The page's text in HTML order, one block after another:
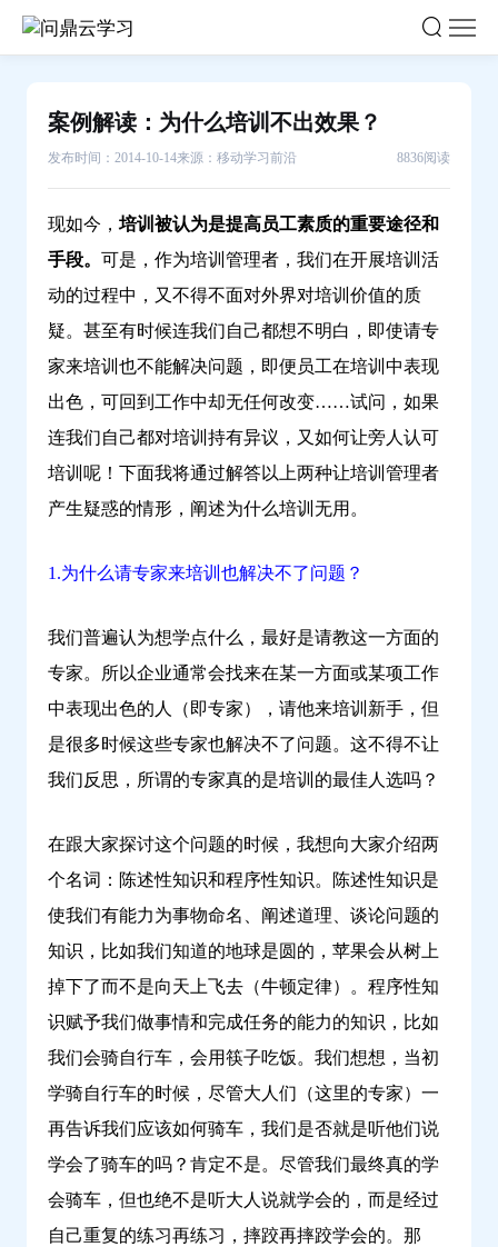
果？-
案例解读：为什么培训不出效果？
发布时间：2014-10-14来源：移动学习前沿 8836阅读
现如今， 培训被认为是提高员工素质的重要途径和
手段。 可是，作为培训管理者，我们在开展培训活
动的过程中，又不得不面对外界对培训价值的质
疑。甚至有时候连我们自己都想不明白，即使请专
家来培训也不能解决问题，即便员工在培训中表现
出色，可回到工作中却无任何改变……试问，如果
连我们自己都对培训持有异议，又如何让旁人认可
培训呢！下面我将通过解答以上两种让培训管理者
产生疑惑的情形，阐述为什么培训无用。
1.为什么请专家来培训也解决不了问题？
我们普遍认为想学点什么，最好是请教这一方面的
专家。所以企业通常会找来在某一方面或某项工作
中表现出色的人（即专家），请他来培训新手，但
是很多时候这些专家也解决不了问题。这不得不让
我们反思，所谓的专家真的是培训的最佳人选吗？
在跟大家探讨这个问题的时候，我想向大家介绍两
个名词：陈述性知识和程序性知识。陈述性知识是
使我们有能力为事物命名、阐述道理、谈论问题的
知识，比如我们知道的地球是圆的，苹果会从树上
掉下了而不是向天上飞去（牛顿定律）。程序性知
识赋予我们做事情和完成任务的能力的知识，比如
我们会骑自行车，会用筷子吃饭。我们想想，当初
学骑自行车的时候，尽管大人们（这里的专家）一
再告诉我们应该如何骑车，我们是否就是听他们说
学会了骑车的吗？肯定不是。尽管我们最终真的学
会骑车，但也绝不是听大人说就学会的，而是经过
自己重复的练习再练习，摔跤再摔跤学会的。那